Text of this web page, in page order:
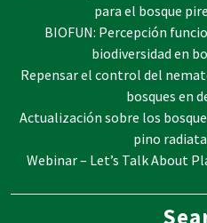
para el bosque
BIOFUN: Percepción
biodiversidad en
Repensar el control del
bosques en
Actualización sobre los
pino
Webinar – Let’s Talk About